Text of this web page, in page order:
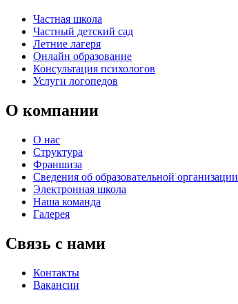
Частная школа
Частный детский сад
Летние лагеря
Онлайн образование
Консультация психологов
Услуги логопедов
О компании
О нас
Структура
Франшиза
Сведения об образовательной организации
Электронная школа
Наша команда
Галерея
Связь с нами
Контакты
Вакансии